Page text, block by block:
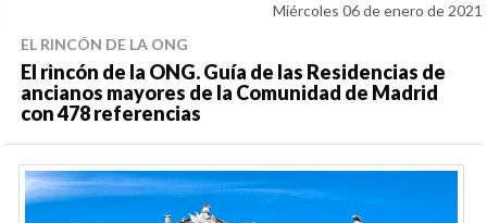
Miércoles 06 de enero de 2021
EL RINCÓN DE LA ONG
El rincón de la ONG. Guía de las Residencias de
ancianos mayores de la Comunidad de Madrid
con 478 referencias